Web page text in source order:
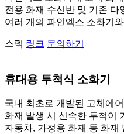
전용 화재 수신반 및 기존 다
여러 개의 파인엑스 소화기
스펙 링크 문의하기
휴대용 투척식 소화기
국내 최초로 개발된 고체에
화재 발생 시 신속한 투척이
자동차, 가정용 화재 등 화